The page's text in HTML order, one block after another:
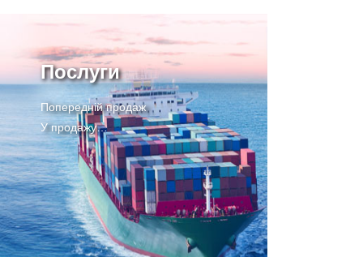
Послуги
Попередній продаж
У продажу
Після продажу